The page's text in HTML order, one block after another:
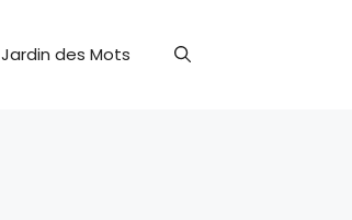
Jardin des Mots